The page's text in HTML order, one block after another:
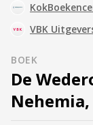
VBK
BOEK
De